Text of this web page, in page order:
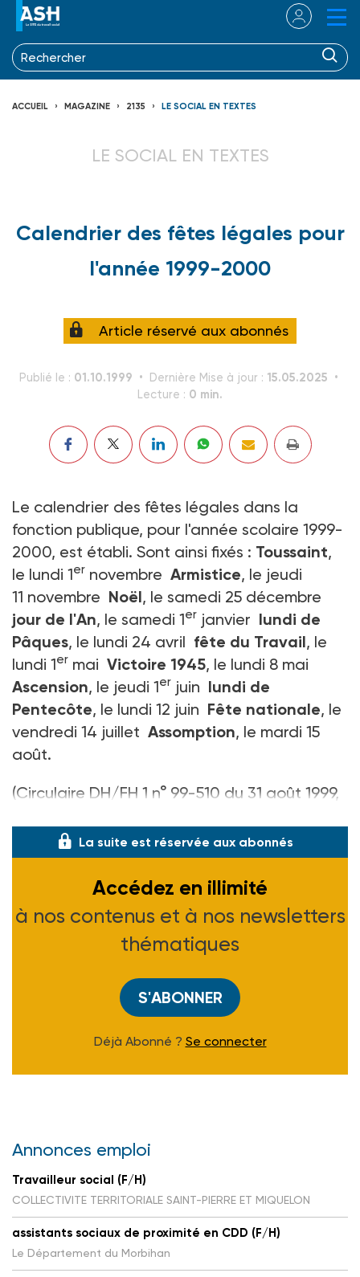
ACCUEIL MAGAZINE 2135 LE SOCIAL EN TEXTES
LE SOCIAL EN TEXTES
Calendrier des fêtes légales pour
l'année 1999-2000
Article réservé aux abonnés
Publié le : 01.10.1999 Dernière Mise à jour : 15.05.2025
Lecture : 0 min.
Le calendrier des fêtes légales dans la
fonction publique, pour l'année scolaire 1999-
2000, est établi. Sont ainsi fixés : Toussaint,
le lundi 1er novembre Armistice, le jeudi
11 novembre Noël, le samedi 25 décembre
jour de l'An, le samedi 1er janvier lundi de
Pâques, le lundi 24 avril fête du Travail, le
lundi 1er mai Victoire 1945, le lundi 8 mai
Ascension, le jeudi 1er juin lundi de
Pentecôte, le lundi 12 juin Fête nationale, le
vendredi 14 juillet Assomption, le mardi 15
août.
(Circulaire DH/FH 1 n° 99-510 du 31 août 1999,
La suite est réservée aux abonnés
Accédez en illimité
à nos contenus et à nos newsletters
thématiques
S'ABONNER
Déjà Abonné ? Se connecter
Annonces emploi
Travailleur social (F/H)
COLLECTIVITE TERRITORIALE SAINT-PIERRE ET MIQUELON
assistants sociaux de proximité en CDD (F/H)
Le Département du Morbihan